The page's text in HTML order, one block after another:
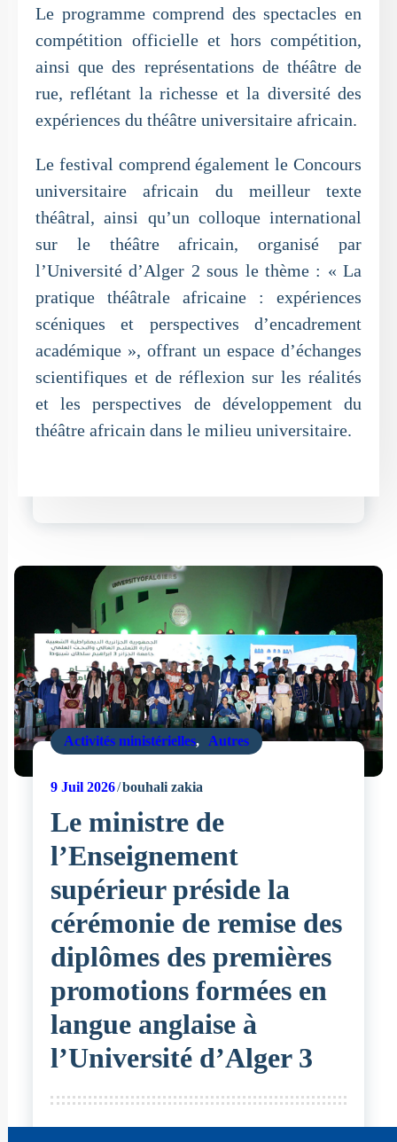
Le programme comprend des spectacles en
compétition officielle et hors compétition,
ainsi que des représentations de théâtre de
rue, reflétant la richesse et la diversité des
expériences du théâtre universitaire africain.
Le festival comprend également le Concours
universitaire africain du meilleur texte
théâtral, ainsi qu’un colloque international
sur le théâtre africain, organisé par
l’Université d’Alger 2 sous le thème : « La
pratique théâtrale africaine : expériences
scéniques et perspectives d’encadrement
académique », offrant un espace d’échanges
scientifiques et de réflexion sur les réalités
et les perspectives de développement du
théâtre africain dans le milieu universitaire.
Activités ministérielles, Autres
9Juil 2026 bouhali zakia
Le ministre de
l’Enseignement
supérieur préside la
cérémonie de remise des
diplômes des premières
promotions formées en
langue anglaise à
l’Université d’Alger 3